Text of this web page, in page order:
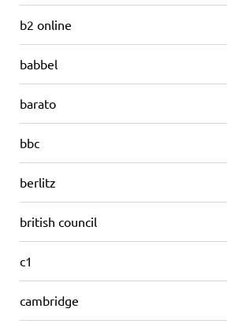
b2 online
babbel
barato
bbc
berlitz
british council
c1
cambridge